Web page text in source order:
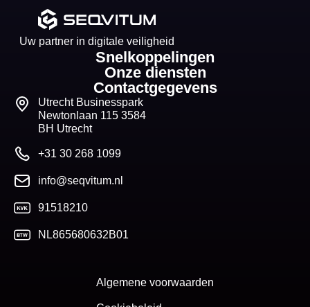
Uw partner in digitale veiligheid
Snelkoppelingen
Onze diensten
Contactgegevens
Utrecht Businesspark
Newtonlaan 115 3584
BH Utrecht
+31 30 268 1099
info@seqvitum.nl
91518210
NL865680632B01
Algemene voorwaarden